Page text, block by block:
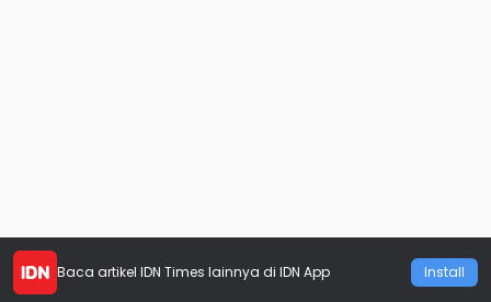
Baca artikel IDN Times lainnya di IDN App Install